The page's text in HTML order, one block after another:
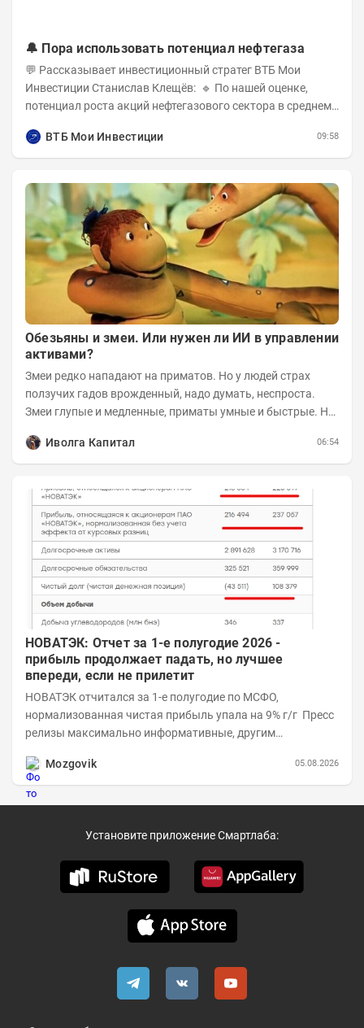
🔔 Пора использовать потенциал нефтегаза
💬 Рассказывает инвестиционный стратег ВТБ Мои
Инвестиции Станислав Клещёв: 🔹 По нашей оценке,
потенциал роста акций нефтегазового сектора в среднем
ВТБ Мои Инвестиции
09:58
Обезьяны и змеи. Или нужен ли ИИ в управлении
активами?
Змеи редко нападают на приматов. Но у людей страх
ползучих гадов врожденный, надо думать, неспроста.
Змеи глупые и медленные, приматы умные и быстрые. Но
Иволга Капитал
06:54
НОВАТЭК: Отчет за 1-е полугодие 2026 -
прибыль продолжает падать, но лучшее
впереди, если не прилетит
НОВАТЭК отчитался за 1-е полугодие по МСФО,
нормализованная чистая прибыль упала на 9% г/г Пресс
релизы максимально информативные, другим
Mozgovik
05.08.2026
Установите приложение Смартлаба: